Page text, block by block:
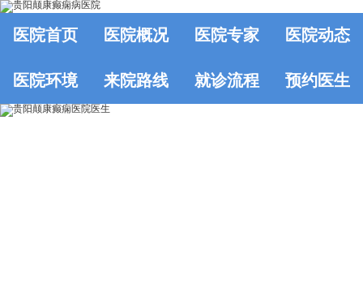
医院首页 医院概况 医院专家 医院动态
医院环境 来院路线 就诊流程 预约医生